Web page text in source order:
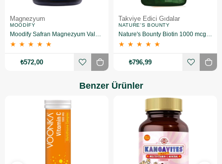
Magnezyum
MOODIFY
Moodify Safran Magnezyum Valerian B6 Vitamin 30 Kapsül
★ ★ ★ ★ ★
₺572,00
Takviye Edici Gıdalar
NATURE'S BOUNTY
Nature's Bounty Biotin 1000 mcg 100 Tablet 2 Adet
★ ★ ★ ★ ★
₺796,99
Benzer Ürünler